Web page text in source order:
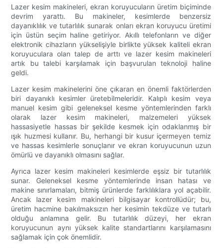
Lazer kesim makineleri, ekran koruyucuların üretim biçiminde
devrim yarattı. Bu makineler, kesimlerde benzersiz
dayanıklılık ve tutarlılık sunarak onları ekran koruyucu üretimi
için üstün seçim haline getiriyor. Akıllı telefonların ve diğer
elektronik cihazların yükselişiyle birlikte yüksek kaliteli ekran
koruyuculara olan talep de arttı ve lazer kesim makineleri
artık bu talebi karşılamak için başvurulan teknoloji haline
geldi.
Lazer kesim makinelerini öne çıkaran en önemli faktörlerden
biri dayanıklı kesimler üretebilmeleridir. Kalıplı kesim veya
manuel kesim gibi geleneksel kesme yöntemlerinden farklı
olarak lazer kesim makineleri, malzemeleri yüksek
hassasiyetle hassas bir şekilde kesmek için odaklanmış bir
ışık huzmesi kullanır. Bu, herhangi bir kusur içermeyen temiz
ve hassas kesimlerle sonuçlanır ve ekran koruyucunun uzun
ömürlü ve dayanıklı olmasını sağlar.
Ayrıca lazer kesim makineleri kesimlerde eşsiz bir tutarlılık
sunar. Geleneksel kesme yöntemlerinde insan hatası ve
makine sınırlamaları, bitmiş ürünlerde farklılıklara yol açabilir.
Ancak lazer kesim makineleri bilgisayar kontrollüdür; bu,
üretim hacmine bakılmaksızın her kesimin tekdüze ve tutarlı
olduğu anlamına gelir. Bu tutarlılık düzeyi, her ekran
koruyucunun aynı yüksek kalite standartlarını karşılamasını
sağlamak için çok önemlidir.